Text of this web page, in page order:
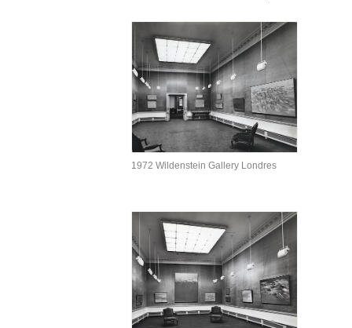
1972 Wildenstein Gallery Londres